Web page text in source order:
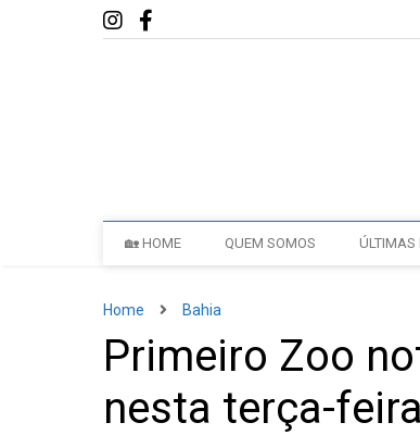
🏡 HOME QUEM SOMOS ÚLTIMAS
Home Bahia
Primeiro Zoo
nesta terça-